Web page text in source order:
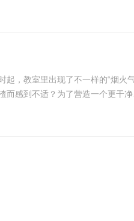
起，教室里出现了不一样的“烟
而感到不适？为了营造一个更干
因为在课堂上...